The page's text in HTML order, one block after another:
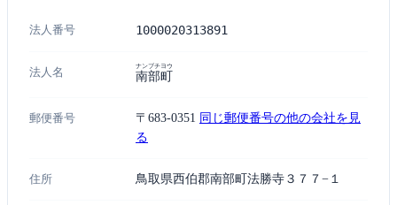
法人番号 1000020313891
法人名 南部町
ナンブチヨウ
郵便番号 〒683-0351 同じ郵便番号の他の会社を見
る
住所 鳥取県西伯郡南部町法勝寺３７７−１